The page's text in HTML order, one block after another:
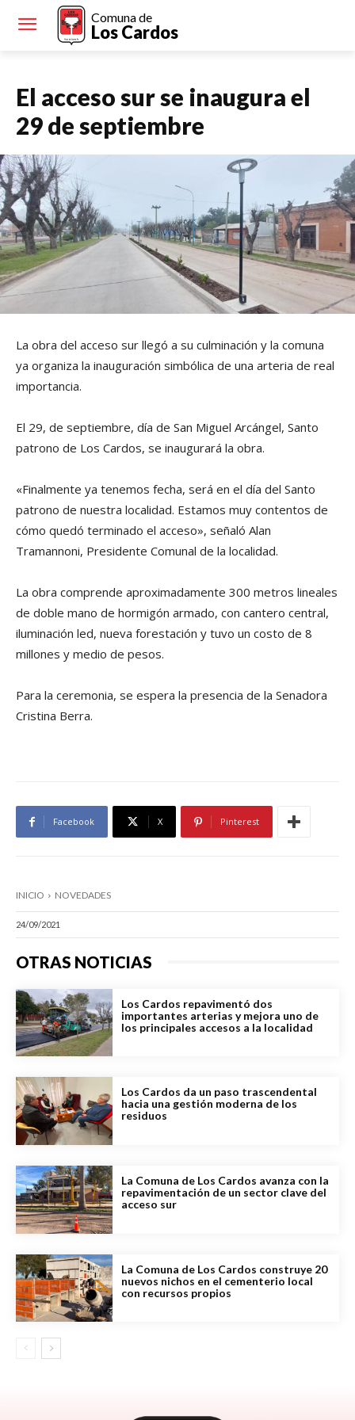
Comuna de
Los Cardos
El acceso sur se inaugura el
29 de septiembre
La obra del acceso sur llegó a su culminación y la comuna
ya organiza la inauguración simbólica de una arteria de real
importancia.
El 29, de septiembre, día de San Miguel Arcángel, Santo
patrono de Los Cardos, se inaugurará la obra.
«Finalmente ya tenemos fecha, será en el día del Santo
patrono de nuestra localidad. Estamos muy contentos de
cómo quedó terminado el acceso», señaló Alan
Tramannoni, Presidente Comunal de la localidad.
La obra comprende aproximadamente 300 metros lineales
de doble mano de hormigón armado, con cantero central,
iluminación led, nueva forestación y tuvo un costo de 8
millones y medio de pesos.
Para la ceremonia, se espera la presencia de la Senadora
Cristina Berra.
Facebook X Pinterest
INICIO NOVEDADES
24/09/2021
OTRAS NOTICIAS
Los Cardos repavimentó dos
importantes arterias y mejora uno de
los principales accesos a la localidad
Los Cardos da un paso trascendental
hacia una gestión moderna de los
residuos
La Comuna de Los Cardos avanza con la
repavimentación de un sector clave del
acceso sur
La Comuna de Los Cardos construye 20
nuevos nichos en el cementerio local
con recursos propios